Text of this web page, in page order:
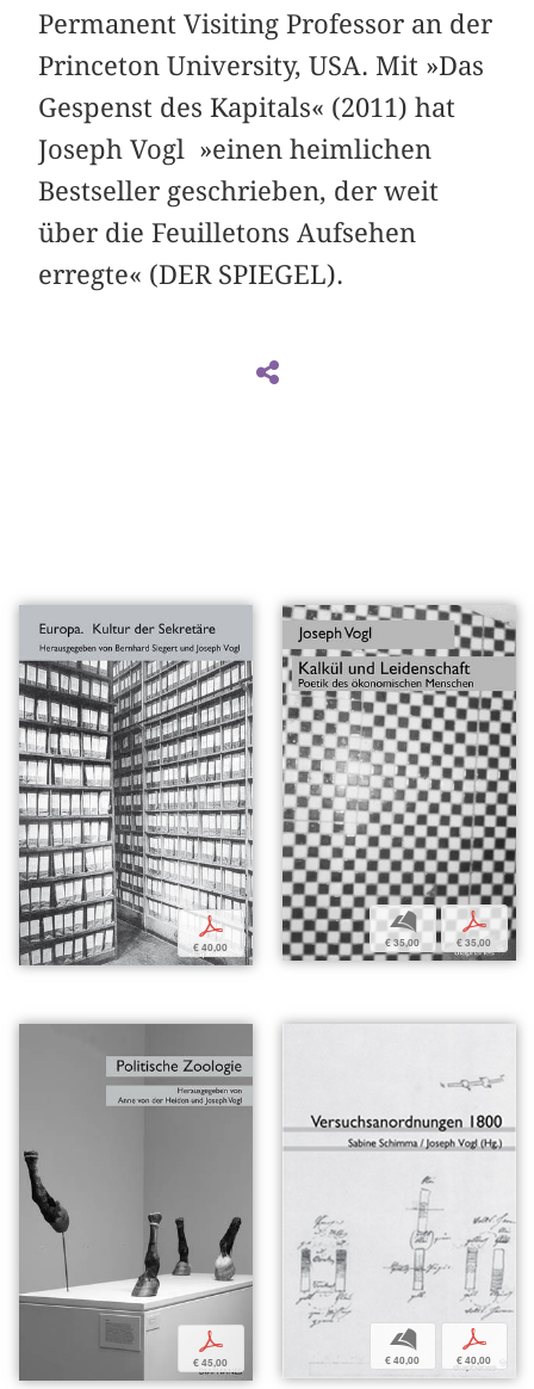
Permanent Visiting Professor an der
Princeton University, USA. Mit »Das
Gespenst des Kapitals« (2011) hat
Joseph Vogl »einen heimlichen
Bestseller geschrieben, der weit
über die Feuilletons Aufsehen
erregte« (DER SPIEGEL).
p
€ 40,00
b
€ 35,00
p
€ 35,00
p
€ 45,00
b
€ 40,00
p
€ 40,00